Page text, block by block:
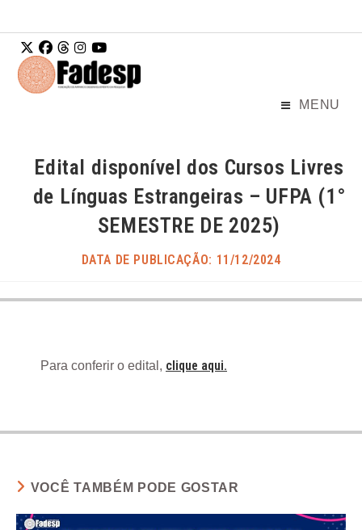
conteúdo
MENU
Edital disponível dos Cursos Livres
de Línguas Estrangeiras – UFPA (1°
SEMESTRE DE 2025)
DATA DE PUBLICAÇÃO: 11/12/2024
Para conferir o edital, clique aqui.
VOCÊ TAMBÉM PODE GOSTAR